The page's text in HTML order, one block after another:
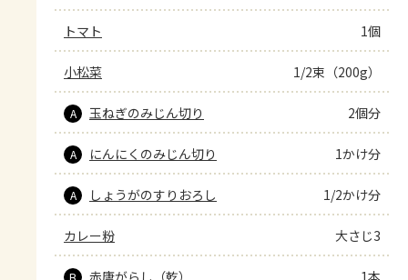
トマト 1個
小松菜 1/2束（200g）
A 玉ねぎのみじん切り 2個分
A にんにくのみじん切り 1かけ分
A しょうがのすりおろし 1/2かけ分
カレー粉 大さじ3
B 赤唐がらし（乾） 1本